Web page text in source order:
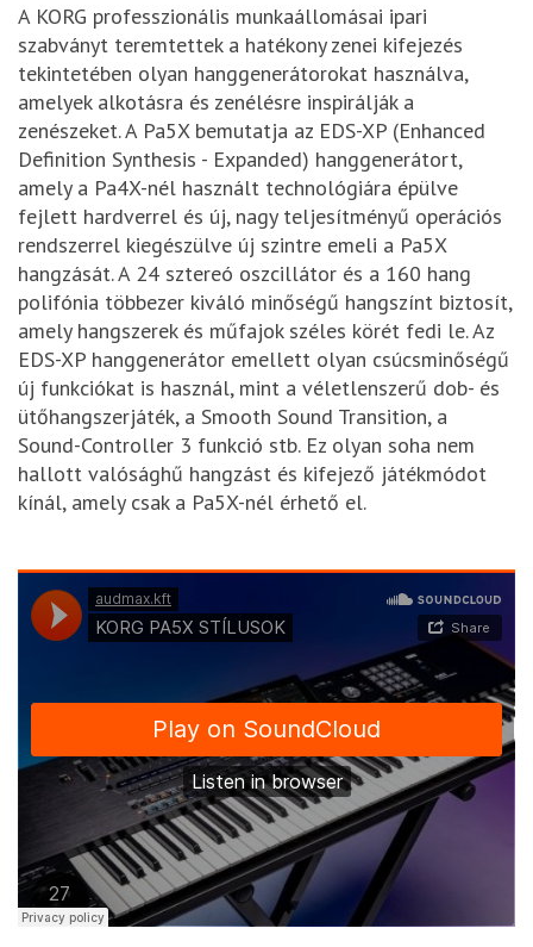
A KORG professzionális munkaállomásai ipari
szabványt teremtettek a hatékony zenei kifejezés
tekintetében olyan hanggenerátorokat használva,
amelyek alkotásra és zenélésre inspirálják a
zenészeket. A Pa5X bemutatja az EDS-XP (Enhanced
Definition Synthesis - Expanded) hanggenerátort,
amely a Pa4X-nél használt technológiára épülve
fejlett hardverrel és új, nagy teljesítményű operációs
rendszerrel kiegészülve új szintre emeli a Pa5X
hangzását. A 24 sztereó oszcillátor és a 160 hang
polifónia többezer kiváló minőségű hangszínt biztosít,
amely hangszerek és műfajok széles körét fedi le. Az
EDS-XP hanggenerátor emellett olyan csúcsminőségű
új funkciókat is használ, mint a véletlenszerű dob- és
ütőhangszerjáték, a Smooth Sound Transition, a
Sound-Controller 3 funkció stb. Ez olyan soha nem
hallott valósághű hangzást és kifejező játékmódot
kínál, amely csak a Pa5X-nél érhető el.